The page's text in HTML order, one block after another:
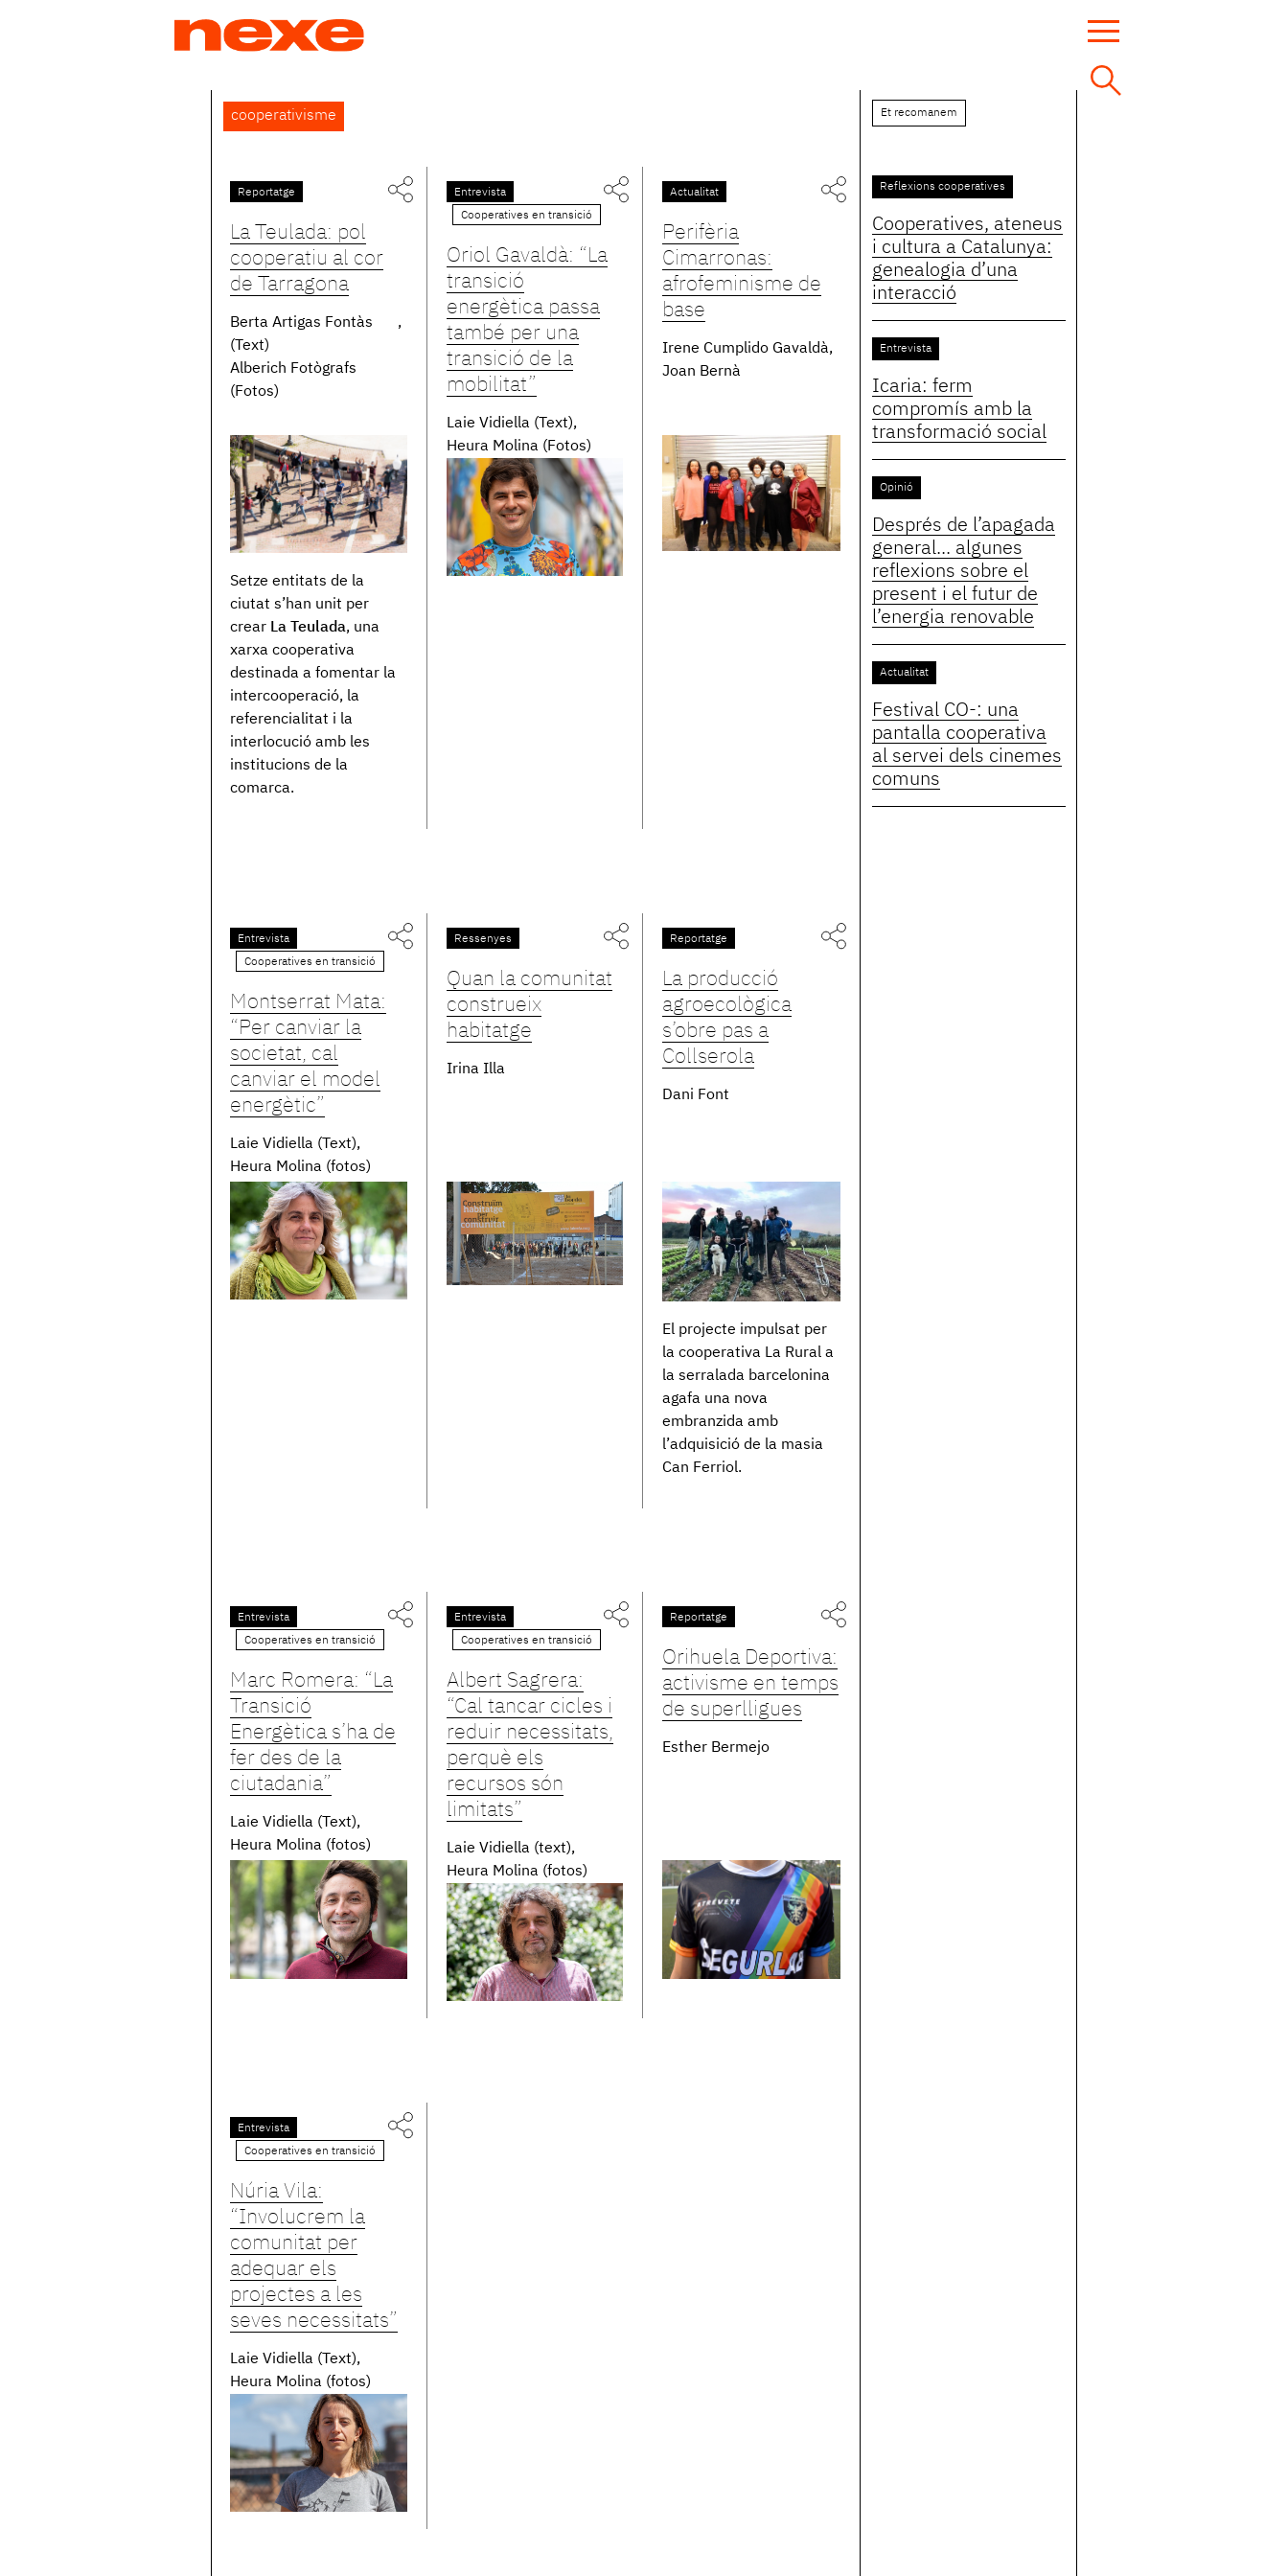
Back
to
cooperativisme
Reportatge
La Teulada: pol
cooperatiu al cor
de Tarragona
Berta Artigas Fontàs
(Text)
Alberich Fotògrafs
(Fotos)
Setze entitats de la
ciutat s’han unit per
crear La Teulada, una
xarxa cooperativa
destinada a fomentar la
intercooperació, la
referencialitat i la
interlocució amb les
institucions de la
comarca.
Entrevista
Cooperatives en transició
Oriol Gavaldà: “La
transició
energètica passa
també per una
transició de la
mobilitat”
Laie Vidiella (Text)
Heura Molina (Fotos)
Actualitat
Perifèria
Cimarronas:
afrofeminisme de
base
Irene Cumplido Gavaldà
Joan Bernà
Entrevista
Cooperatives en transició
Montserrat Mata:
“Per canviar la
societat, cal
canviar el model
energètic”
Laie Vidiella (Text)
Heura Molina (fotos)
Ressenyes
Quan la comunitat
construeix
habitatge
Irina Illa
Reportatge
La producció
agroecològica
s’obre pas a
Collserola
Dani Font
El projecte impulsat per
la cooperativa La Rural a
la serralada barcelonina
agafa una nova
embranzida amb
l’adquisició de la masia
Can Ferriol.
Entrevista
Cooperatives en transició
Marc Romera: “La
Transició
Energètica s’ha de
fer des de la
ciutadania”
Laie Vidiella (Text)
Heura Molina (fotos)
Entrevista
Cooperatives en transició
Albert Sagrera:
“Cal tancar cicles i
reduir necessitats,
perquè els
recursos són
limitats”
Laie Vidiella (text)
Heura Molina (fotos)
Reportatge
Orihuela Deportiva:
activisme en temps
de superlligues
Esther Bermejo
Entrevista
Cooperatives en transició
Núria Vila:
“Involucrem la
comunitat per
adequar els
projectes a les
seves necessitats”
Laie Vidiella (Text)
Heura Molina (fotos)
Pàgines
Et recomanem
Reflexions cooperatives
Cooperatives, ateneus
i cultura a Catalunya:
genealogia d’una
interacció
Entrevista
Icaria: ferm
compromís amb la
transformació social
Opinió
Després de l’apagada
general... algunes
reflexions sobre el
present i el futur de
l’energia renovable
Actualitat
Festival CO-: una
pantalla cooperativa
al servei dels cinemes
comuns